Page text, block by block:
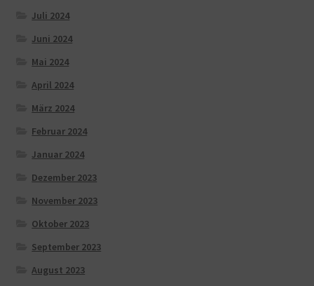
Juli 2024
Juni 2024
Mai 2024
April 2024
März 2024
Februar 2024
Januar 2024
Dezember 2023
November 2023
Oktober 2023
September 2023
August 2023